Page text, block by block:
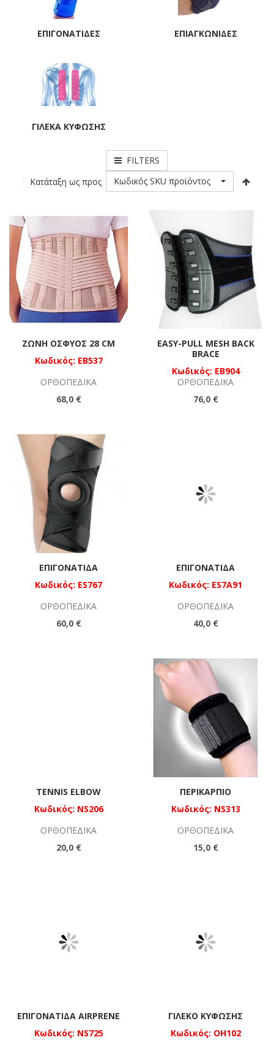
ΕΠΙΓΟΝΑΤΊΔΕΣ ΕΠΙΑΓΚΩΝΊΔΕΣ
ΓΙΛΈΚΑ ΚΎΦΩΣΗΣ
FILTERS
Κατάταξη ως προς
Κωδικός SKU προϊόντος
ΖΏΝΗ ΟΣΦΎΟΣ 28 CM
Κωδικός: EB537
ΟΡΘΟΠΕΔΙΚΆ
68,0 €
EASY-PULL MESH BACK
BRACE
Κωδικός: EB904
ΟΡΘΟΠΕΔΙΚΆ
76,0 €
ΕΠΙΓΟΝΑΤΊΔΑ
Κωδικός: ES767
ΟΡΘΟΠΕΔΙΚΆ
60,0 €
ΕΠΙΓΟΝΑΤΙΔΑ
Κωδικός: ES7A91
ΟΡΘΟΠΕΔΙΚΆ
40,0 €
TENNIS ELBOW
Κωδικός: NS206
ΟΡΘΟΠΕΔΙΚΆ
20,0 €
ΠΕΡΙΚΆΡΠΙΟ
Κωδικός: NS313
ΟΡΘΟΠΕΔΙΚΆ
15,0 €
ΕΠΙΓΟΝΑΤΊΔΑ AIRPRENE
Κωδικός: NS725
ΓΙΛΈΚΟ ΚΎΦΩΣΗΣ
Κωδικός: OH102